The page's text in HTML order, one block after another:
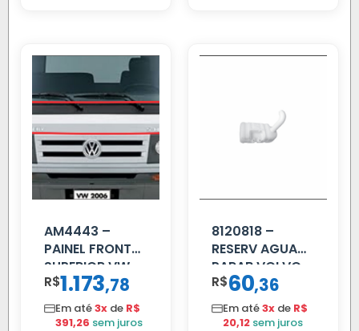
AM4443 –
PAINEL FRONTAL
SUPERIOR VW
DELIVERY
R$1.173,78
Em até3x de R$
391,26 sem juros
8120818 –
RESERV AGUA
PARAB VOLVO
EDC
R$60,36
Em até3x de R$
20,12 sem juros